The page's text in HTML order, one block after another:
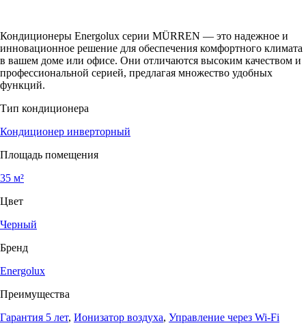
Кондиционеры Energolux серии MÜRREN — это надежное и
инновационное решение для обеспечения комфортного климата
в вашем доме или офисе. Они отличаются высоким качеством и
профессиональной серией, предлагая множество удобных
функций.
Тип кондиционера
Кондиционер инверторный
Площадь помещения
35 м²
Цвет
Черный
Бренд
Energolux
Преимущества
Гарантия 5 лет, Ионизатор воздуха, Управление через Wi-Fi